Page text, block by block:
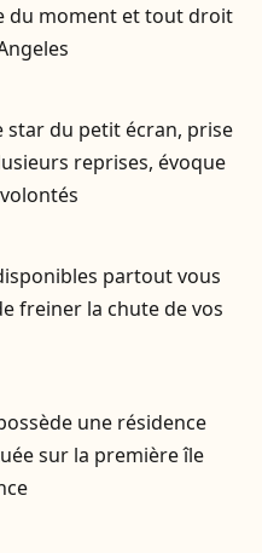
du moment et tout droit
star du petit écran, prise
reprises, évoque
partout vous
freiner la chute de vos
une résidence
sur la première île